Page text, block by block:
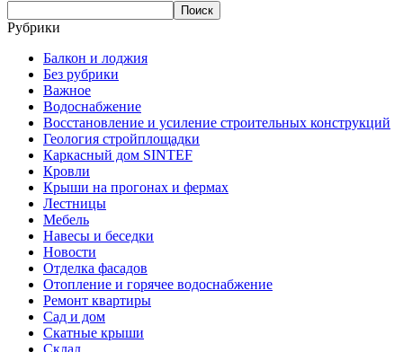
Рубрики
Балкон и лоджия
Без рубрики
Важное
Водоснабжение
Восстановление и усиление строительных конструкций
Геология стройплощадки
Каркасный дом SINTEF
Кровли
Крыши на прогонах и фермах
Лестницы
Мебель
Навесы и беседки
Новости
Отделка фасадов
Отопление и горячее водоснабжение
Ремонт квартиры
Сад и дом
Скатные крыши
Склад